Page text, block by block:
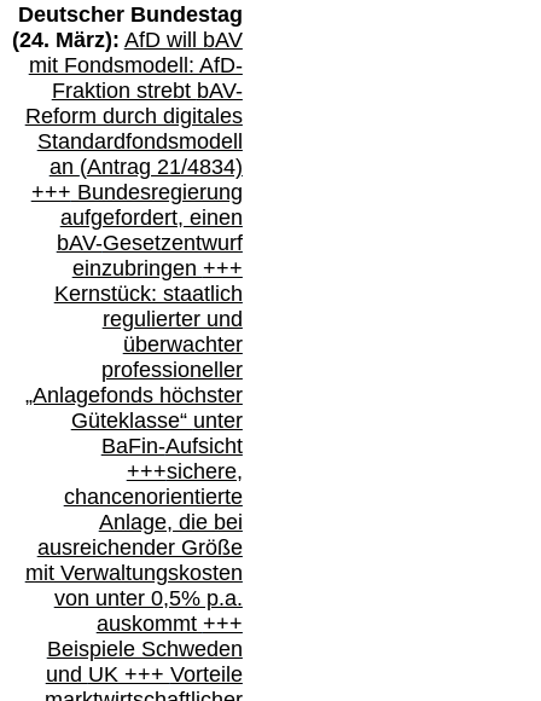
Deutscher Bundestag
(24. März): AfD will bAV
mit Fondsmodell: AfD-
Fraktion strebt bAV-
Reform durch digitales
Standardfondsmodell
an (Antrag 21/4834)
+++ Bundesregierung
aufgefordert, einen
bAV-Gesetzentwurf
einzubringen +++
Kernstück: staatlich
regulierter und
überwachter
professioneller
„Anlagefonds höchster
Güteklasse“ unter
BaFin-Aufsicht
+++sichere,
chancenorientierte
Anlage, die bei
ausreichender Größe
mit Verwaltungskosten
von unter 0,5% p.a.
auskommt +++
Beispiele Schweden
und UK +++ Vorteile